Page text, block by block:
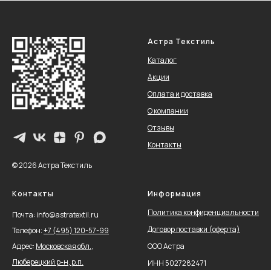
© 2026 Астра Текстиль
Астра Текстиль
Каталог
Акции
Оплата и доставка
О компании
Отзывы
Контакты
Контакты
Почта: info@astratextil.ru
Телефон:+7 (495) 120-57-99
Адрес: Московская обл.,
Люберецкий р-н, р.п.
Информация
Политика конфиденциальности
Договор поставки (оферта)
ООО Астра
ИНН 5027282471